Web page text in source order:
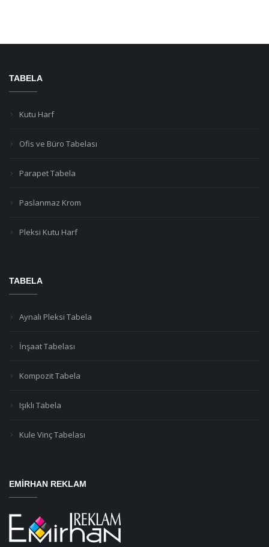
TABELA
Kutu Harf
Ofis ve Büro Tabelası
Parapet Tabela
Paslanmaz Krom
Pleksi Kutu Harf
TABELA
Aynalı Pleksi Tabela
İnşaat Tabelası
Kompozit Tabela
Işıklı Tabela
Kule Vinç Tabelası
EMIRHAN REKLAM